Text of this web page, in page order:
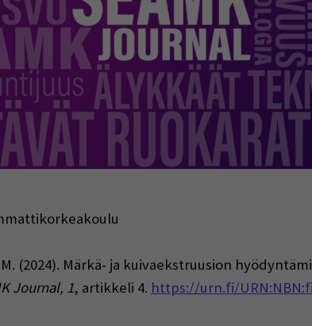
(2024). Märkä- ja kuivaekstruusion
Journal, 1, artikkeli 4. https://urn.fi/